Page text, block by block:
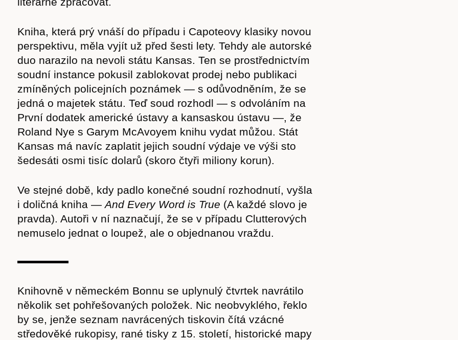
Kniha, která prý vnáší do případu i Capoteovy klasiky novou
perspektivu, měla vyjít už před šesti lety. Tehdy ale autorské
duo narazilo na nevoli státu Kansas. Ten se prostřednictvím
soudní instance pokusil zablokovat prodej nebo publikaci
zmíněných policejních poznámek — s odůvodněním, že se
jedná o majetek státu. Teď soud rozhodl — s odvoláním na
První dodatek americké ústavy a kansaskou ústavu —, že
Roland Nye s Garym McAvoyem knihu vydat můžou. Stát
Kansas má navíc zaplatit jejich soudní výdaje ve výši sto
šedesáti osmi tisíc dolarů (skoro čtyři miliony korun).
Ve stejné době, kdy padlo konečné soudní rozhodnutí, vyšla
i doličná kniha —And Every Word is True (A každé slovo je
pravda). Autoři v ní naznačují, že se v případu Clutterových
nemuselo jednat o loupež, ale o objednanou vraždu.
Knihovně v německém Bonnu se uplynulý čtvrtek navrátilo
několik set pohřešovaných položek. Nic neobvyklého, řeklo
by se, jenže seznam navrácených tiskovin čítá vzácné
středověké rukopisy, rané tisky z 15. století, historické mapy